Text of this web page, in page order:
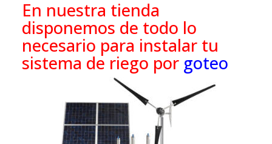
En nuestra tienda
disponemos de todo lo
necesario para instalar tu
sistema de riego por goteo